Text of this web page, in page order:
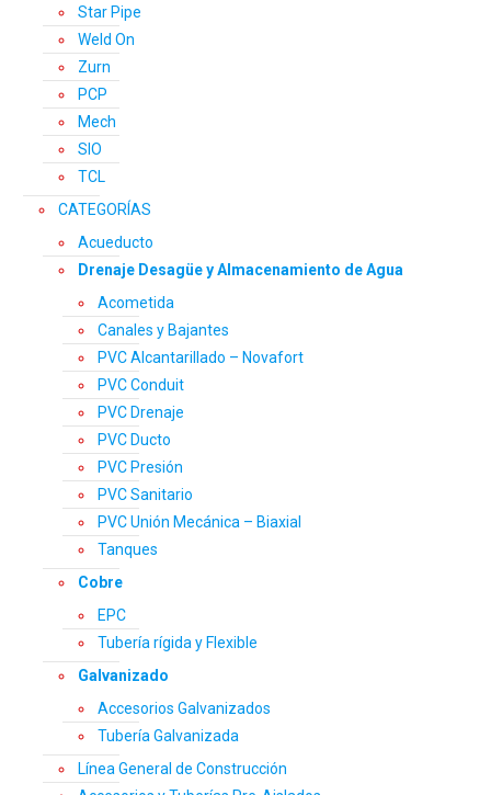
Star Pipe
Weld On
Zurn
PCP
Mech
SIO
TCL
CATEGORÍAS
Acueducto
Drenaje Desagüe y Almacenamiento de Agua
Acometida
Canales y Bajantes
PVC Alcantarillado – Novafort
PVC Conduit
PVC Drenaje
PVC Ducto
PVC Presión
PVC Sanitario
PVC Unión Mecánica – Biaxial
Tanques
Cobre
EPC
Tubería rígida y Flexible
Galvanizado
Accesorios Galvanizados
Tubería Galvanizada
Línea General de Construcción